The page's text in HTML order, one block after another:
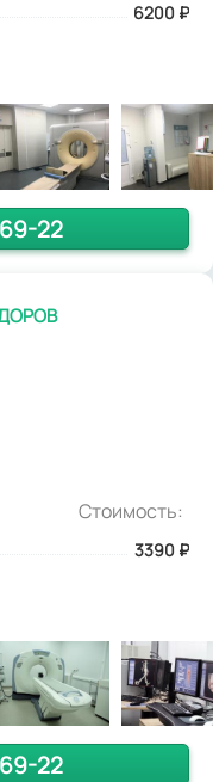
6200 ₽
22
Стоимость:
3390 ₽
22